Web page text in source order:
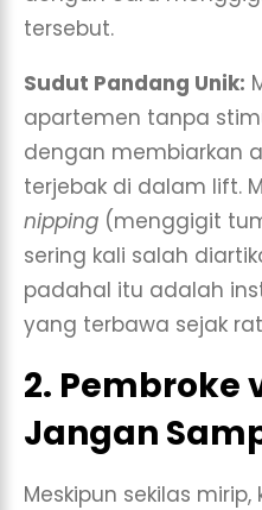
tersebut.
Sudut Pandang Unik:
apartemen tanpa
dengan membiarkan
terjebak di dalam lift.
nipping (menggigit
sering kali salah
padahal itu adalah
yang terbawa sejak
2. Pembroke
Jangan
Meskipun sekilas